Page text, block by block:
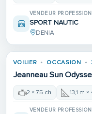
VENDEUR
SPORT NAUTIC
DENIA
VOILIER OCCASION
Jeanneau Sun
2 × 75 ch 13,1 m ×
VENDEUR